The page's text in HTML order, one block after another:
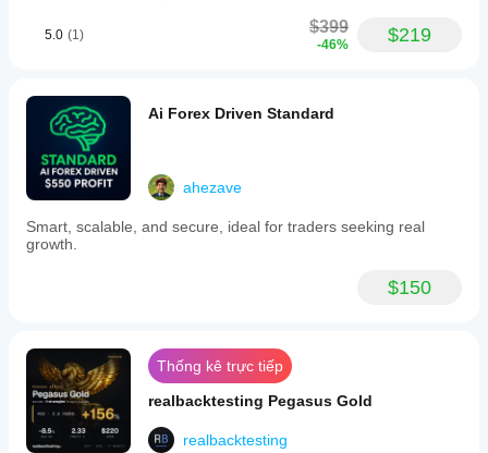
5.0 (1) $399
-46% $219
Ai Forex Driven Standard
ahezave
Smart, scalable, and secure, ideal for traders seeking real
growth.
$150
Thống kê trực tiếp
realbacktesting Pegasus Gold
realbacktesting